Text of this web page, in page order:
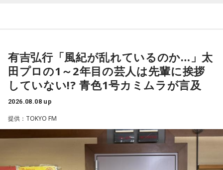
それに対してまた変化をしてくるから。だから“個”の力を高め
て、時間をつくれる選手が重要になってくるということです
ね。
◆世界で戦うために必要な“個”の力
あの戦いができたというのは、選手層も相当厚くなったとい
輝き、Jリーグ通算228試合出場93得点を挙げ、日本代表では
45試合出場で9ゴールを記録するなど活躍を見せ、1993年に
はW杯アジア地区最終予選にも出場しました。2002年に現役
を引退した後は、サッカー解説者としてメディアでの活動の
活かしながら幅広く活動しています。
◆福田正博がW杯ブラジル戦を総括
藤木：ブラジル戦で、前半は佐野海舟選手の素晴らしいイン
ターセプトからのゴールがありましたし、前半の終了間際に
有吉弘行「風紀が乱れているのか…」太
田プロの1～2年目の芸人は先輩に挨拶
していない!? 青色1号カミムラが言及
2026.08.08 up
提供：TOKYO FM